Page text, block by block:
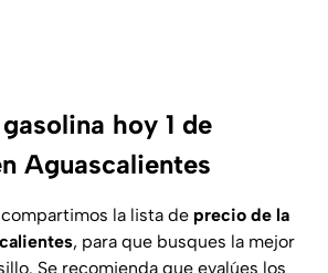
hoy 1 de
Aguascalientes
la lista de precio de la
, para que busques la mejor
Se recomienda que evalúes los